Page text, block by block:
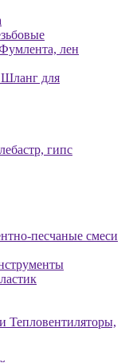
лен
Шланг для
гипс
песчаные смеси
Тепловентиляторы,